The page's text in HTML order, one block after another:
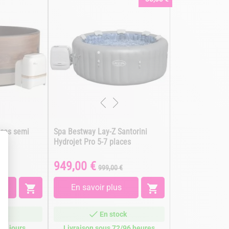
semi

Spa Bestway Lay-Z Santorini
Hydrojet Pro 5-7 places
Prix
949,00 € Prix
de
base
999,00 €
En savoir plus 
En stock